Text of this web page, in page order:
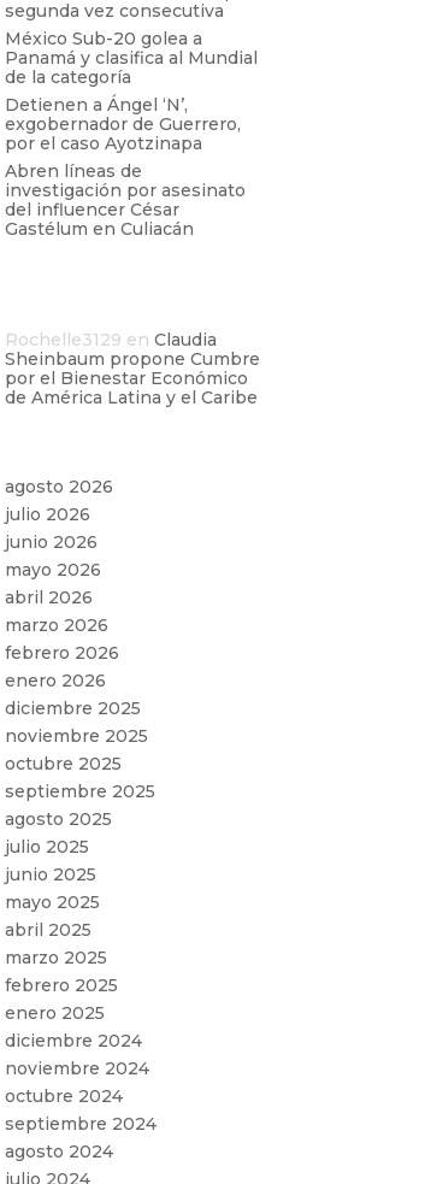
segunda vez consecutiva
México Sub-20 golea a
Panamá y clasifica al Mundial
de la categoría
Detienen a Ángel ‘N’,
exgobernador de Guerrero,
por el caso Ayotzinapa
Abren líneas de
investigación por asesinato
del influencer César
Gastélum en Culiacán
Rochelle3129 en Claudia
Sheinbaum propone Cumbre
por el Bienestar Económico
de América Latina y el Caribe
agosto 2026
julio 2026
junio 2026
mayo 2026
abril 2026
marzo 2026
febrero 2026
enero 2026
diciembre 2025
noviembre 2025
octubre 2025
septiembre 2025
agosto 2025
julio 2025
junio 2025
mayo 2025
abril 2025
marzo 2025
febrero 2025
enero 2025
diciembre 2024
noviembre 2024
octubre 2024
septiembre 2024
agosto 2024
julio 2024